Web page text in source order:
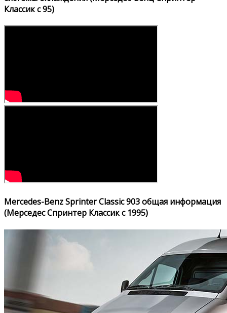
Классик с 95)
Mercedes-Benz Sprinter Classic 903 общая информация
(Мерседес Спринтер Классик с 1995)